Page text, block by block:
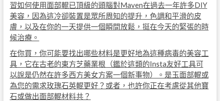
習如何使用面部輥已頂級的頭腦對Maven在過去一年許多DIY
美容，因為這冷卻裝置是眾所周知的提升，色調和平滑的皮
膚，以及在你的一天提供一個瞬間放鬆，挺在今天的緊張的時
候治療。
在你買，你可能要找出哪些材料是更好地為這種病毒的美容工
具，它在古老的東方芝藥業根（鑑於這類的Insta友好工具可
以說是仍然在許多西方美女方案一個新事物）。是玉面部輥或
為您的需求玫瑰石英輥更好？或者，也許你正在考慮從其他寶
石或做出面部輥材料共？